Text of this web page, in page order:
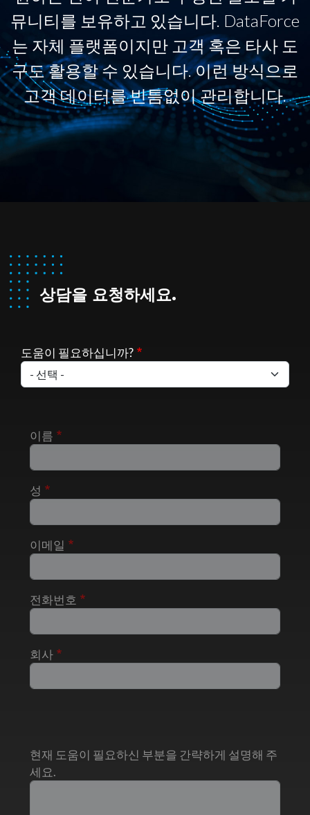
뮤니티를 보유하고 있습니다. DataForce
는 자체 플랫폼이지만 고객 혹은 타사 도
구도 활용할 수 있습니다. 이런 방식으로
고객 데이터를 빈틈없이 관리합니다.
상담을 요청하세요.
도움이 필요하십니까?
이름
성
이메일
전화번호
회사
현재 도움이 필요하신 부분을 간략하게 설명해 주
세요.